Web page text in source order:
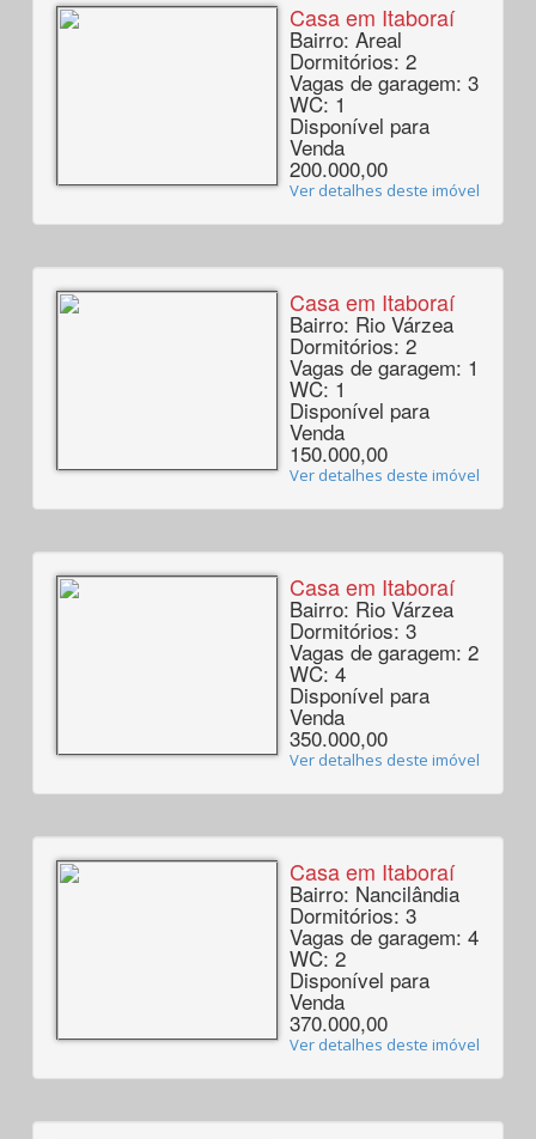
Casa em Itaboraí
Bairro: Areal
Dormitórios: 2
Vagas de garagem: 3
WC: 1
Disponível para
Venda
200.000,00
Ver detalhes deste imóvel
Casa em Itaboraí
Bairro: Rio Várzea
Dormitórios: 2
Vagas de garagem: 1
WC: 1
Disponível para
Venda
150.000,00
Ver detalhes deste imóvel
Casa em Itaboraí
Bairro: Rio Várzea
Dormitórios: 3
Vagas de garagem: 2
WC: 4
Disponível para
Venda
350.000,00
Ver detalhes deste imóvel
Casa em Itaboraí
Bairro: Nancilândia
Dormitórios: 3
Vagas de garagem: 4
WC: 2
Disponível para
Venda
370.000,00
Ver detalhes deste imóvel